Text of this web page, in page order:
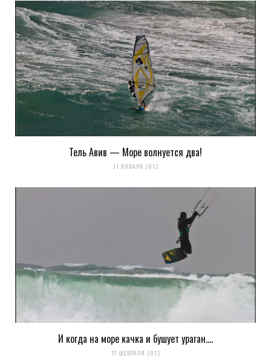
15 ЛЕТ AGO
Эх! где мои 16 лет!? Тренировки 6 раз в неделю, 90-120 км на
трассе, домой доползаешь почти ползком, но дАвольный… I
did it!
А вот «спринтер» с кулером за спиной — это, извините, чудо
из киббуца?
Тель Авив — Море волнуется два!
31 ЯНВАРЯ 2012
И когда на море качка и бушует ураган….
17 ФЕВРАЛЯ 2012